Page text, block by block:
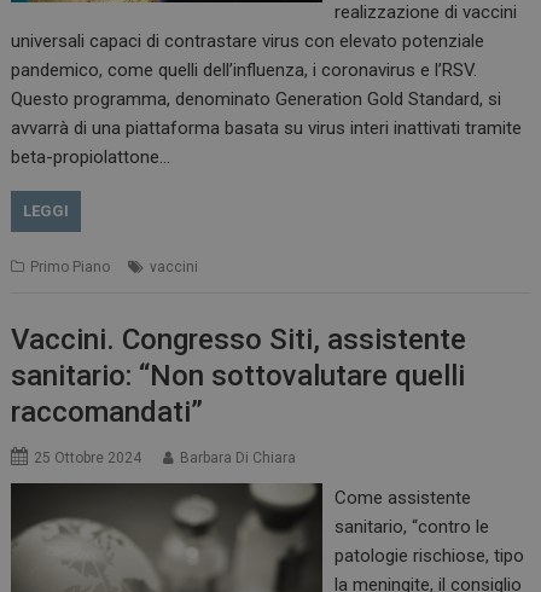
realizzazione di vaccini
universali capaci di contrastare virus con elevato potenziale
pandemico, come quelli dell’influenza, i coronavirus e l’RSV.
Questo programma, denominato Generation Gold Standard, si
avvarrà di una piattaforma basata su virus interi inattivati tramite
beta-propiolattone…
LEGGI
Primo Piano vaccini
Vaccini. Congresso Siti, assistente
sanitario: “Non sottovalutare quelli
raccomandati”
25 Ottobre 2024 Barbara Di Chiara
Come assistente
sanitario, “contro le
patologie rischiose, tipo
la meningite, il consiglio